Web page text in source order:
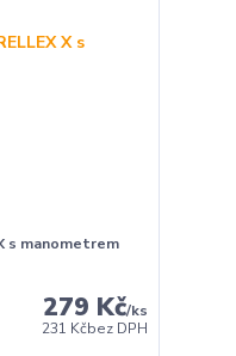
s manometrem
279 Kč/ks
231 Kčbez DPH